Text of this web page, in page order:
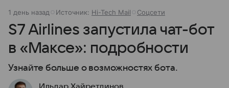
1 день назад Источник: Hi-Tech Mail Соцсети
S7 Airlines запустила чат-бот
в «Максе»: подробности
Узнайте больше о возможностях бота.